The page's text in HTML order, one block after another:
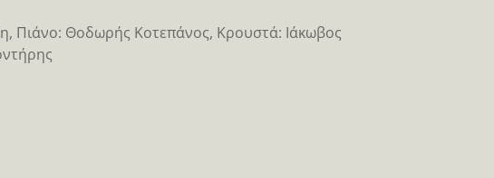
Πιάνο: Θοδωρής Κοτεπάνος, Κρουστά: Ιάκωβος